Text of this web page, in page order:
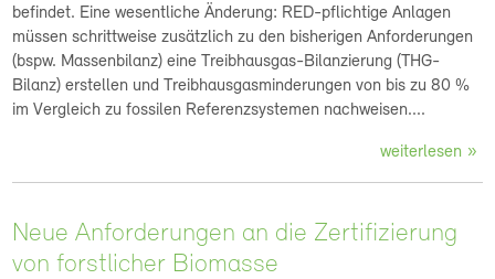
befindet. Eine wesentliche Änderung: RED-pflichtige Anlagen
müssen schrittweise zusätzlich zu den bisherigen Anforderungen
(bspw. Massenbilanz) eine Treibhausgas-Bilanzierung (THG-
Bilanz) erstellen und Treibhausgasminderungen von bis zu 80 %
im Vergleich zu fossilen Referenzsystemen nachweisen....
weiterlesen
Neue Anforderungen an die Zertifizierung
von forstlicher Biomasse